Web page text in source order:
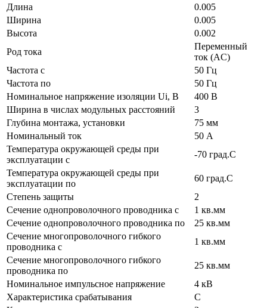
Длина
0.005
Ширина
0.005
Высота
0.002
Род тока
Переменный
ток (AC)
Частота с
50 Гц
Частота по
50 Гц
Номинальное напряжение изоляции Ui, В
400 В
Ширина в числах модульных расстояний
3
Глубина монтажа, установки
75 мм
Номинальный ток
50 А
Температура окружающей среды при
эксплуатации с
-70 град.C
Температура окружающей cреды при
эксплуатации по
60 град.C
Степень защиты
2
Сечение однопроволочного проводника с
1 кв.мм
Сечение однопроволочного проводника по
25 кв.мм
Сечение многопроволочного гибкого
проводника с
1 кв.мм
Сечение многопроволочного гибкого
проводника по
25 кв.мм
Номинальное импульсное напряжение
4 кВ
Характеристика срабатывания
C